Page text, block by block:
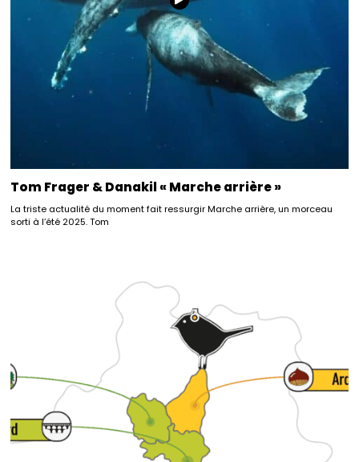
Tom Frager & Danakil « Marche arrière »
La triste actualité du moment fait ressurgir Marche arrière, un morceau
sorti à l’été 2025. Tom